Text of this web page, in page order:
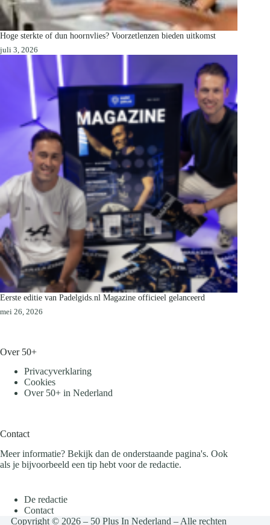
Hoge sterkte of dun hoornvlies? Voorzetlenzen bieden uitkomst
juli 3, 2026
Eerste editie van Padelgids.nl Magazine officieel gelanceerd
mei 26, 2026
Over 50+
Privacyverklaring
Cookies
Over 50+ in Nederland
Contact
Meer informatie? Bekijk dan de onderstaande pagina's. Ook
als je bijvoorbeeld een tip hebt voor de redactie.
De redactie
Contact
Copyright © 2026 – 50 Plus In Nederland – Alle rechten